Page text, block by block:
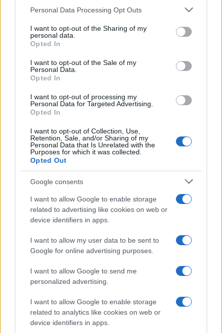
Please note that this website/app uses one or more Google
not limited to your visit or usage behaviour. You may click to
grant or deny consent to Google and its third-party tags to
use your data for below specified purposes in below Google
consent section.
Personal Data Processing Opt Outs
I want to opt-out of the Sharing of my
personal data.
Opted In
I want to opt-out of the Sale of my
Personal Data.
Opted In
I want to opt-out of processing my
Personal Data for Targeted Advertising.
Opted In
I want to opt-out of Collection, Use,
Retention, Sale, and/or Sharing of my
Personal Data that Is Unrelated with the
Purposes for which it was collected.
Opted Out
Google consents
I want to allow Google to enable storage
related to advertising like cookies on web or
device identifiers in apps.
I want to allow my user data to be sent to
Google for online advertising purposes.
I want to allow Google to send me
personalized advertising.
I want to allow Google to enable storage
related to analytics like cookies on web or
device identifiers in apps.
soluzioni che tengano conto dei vincoli normativi e
monitorata nelle prossime sedute degli organi
comunali per trovare un equilibrio tra diritti di
accesso e obblighi di tutela del litorale.
AUTORE
Alessandro Tassinari
Alessandro Tassinari, torinese con passaporto
pieno di timbri, riscrisse un percorso alpino
dopo un incontro al Rifugio Garelli: oggi cura
storie di viaggio in chiave narrativa. In
redazione predilige longform, sostiene
l'attenzione al paesaggio e conserva un
taccuino logoro con mappe disegnate a
mano.